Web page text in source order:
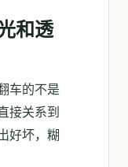
和透
车的不是
接关系到
好坏，糊